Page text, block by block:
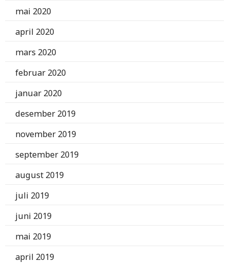
mai 2020
april 2020
mars 2020
februar 2020
januar 2020
desember 2019
november 2019
september 2019
august 2019
juli 2019
juni 2019
mai 2019
april 2019